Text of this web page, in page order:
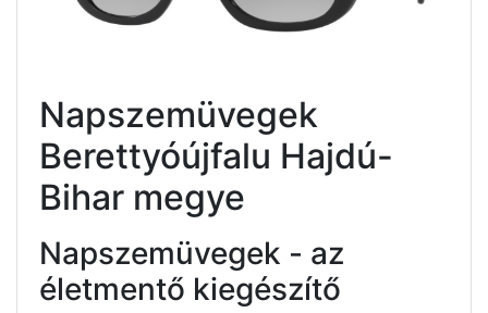
Napszemüvegek
Berettyóújfalu Hajdú-
Bihar megye
Napszemüvegek - az
életmentő kiegészítő